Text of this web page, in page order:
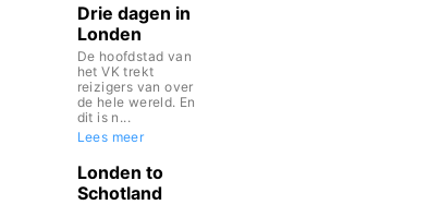
Drie dagen in
Londen
De hoofdstad van
het VK trekt
reizigers van over
de hele wereld. En
dit is n...
Lees meer
Londen to
Schotland